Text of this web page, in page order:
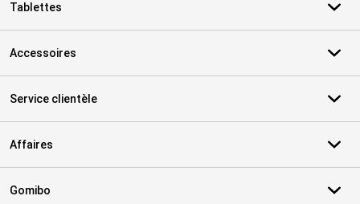
Tablettes
Accessoires
Service clientèle
Affaires
Gomibo